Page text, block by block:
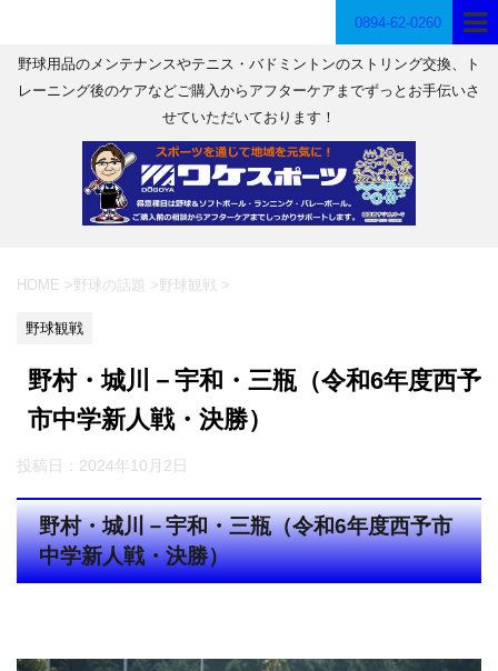
0894-62-0260
野球用品のメンテナンスやテニス・バドミントンのストリング交換、ト
レーニング後のケアなどご購入からアフターケアまでずっとお手伝いさ
せていただいております！
HOME >野球の話題 >野球観戦 >
野球観戦
野村・城川－宇和・三瓶（令和6年度西予
市中学新人戦・決勝）
投稿日： 2024年10月2日
野村・城川－宇和・三瓶（令和6年度西予市
中学新人戦・決勝）